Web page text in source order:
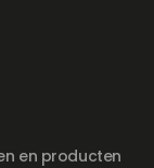
en producten